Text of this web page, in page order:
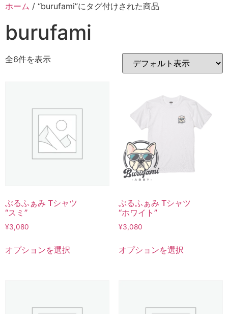
ホーム / “burufami”にタグ付けされた商品
burufami
全6件を表示
ぶるふぁみ Tシャツ
“スミ”
¥3,080
オプションを選択
ぶるふぁみ Tシャツ
“ホワイト”
¥3,080
オプションを選択